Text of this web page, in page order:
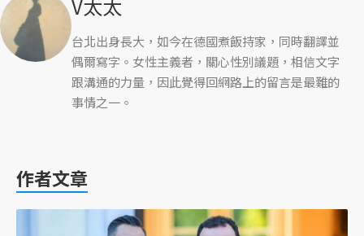
V太太
台北出身長大，如今在德國煮飯持家，同時翻譯並
偶爾寫字。女性主義者，關心性別議題，相信文字
跟溝通的力量，因此覺得回網路上的留言是最難的
事情之一。
作者文章